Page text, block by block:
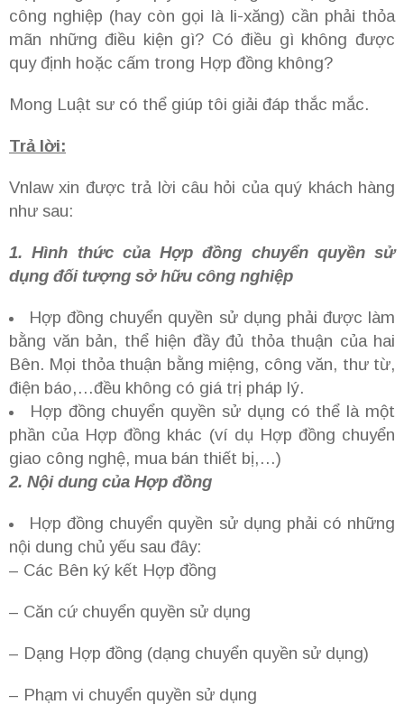
công nghiệp (hay còn gọi là li-xăng) cần phải thỏa
mãn những điều kiện gì? Có điều gì không được
quy định hoặc cấm trong Hợp đồng không?
Mong Luật sư có thể giúp tôi giải đáp thắc mắc.
Trả lời:
Vnlaw xin được trả lời câu hỏi của quý khách hàng
như sau:
1. Hình thức của Hợp đồng chuyển quyền sử
dụng đối tượng sở hữu công nghiệp
Hợp đồng chuyển quyền sử dụng phải được làm
bằng văn bản, thể hiện đầy đủ thỏa thuận của hai
Bên. Mọi thỏa thuận bằng miệng, công văn, thư từ,
điện báo,…đều không có giá trị pháp lý.
Hợp đồng chuyển quyền sử dụng có thể là một
phần của Hợp đồng khác (ví dụ Hợp đồng chuyển
giao công nghệ, mua bán thiết bị,…)
2. Nội dung của Hợp đồng
Hợp đồng chuyển quyền sử dụng phải có những
nội dung chủ yếu sau đây:
– Các Bên ký kết Hợp đồng
– Căn cứ chuyển quyền sử dụng
– Dạng Hợp đồng (dạng chuyển quyền sử dụng)
– Phạm vi chuyển quyền sử dụng